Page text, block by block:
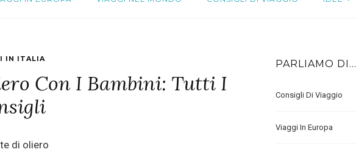
IN ITALIA
Con I Bambini: Tutti I
PARLIAMO DI…
Consigli Di Viaggio
Viaggi In Europa